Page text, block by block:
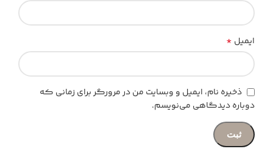
ایمیل *
ذخیره نام، ایمیل و وبسایت من در مرورگر برای زمانی که
دوباره دیدگاهی می‌نویسم.